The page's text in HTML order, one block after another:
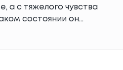
а с тяжелого чувства
состоянии он